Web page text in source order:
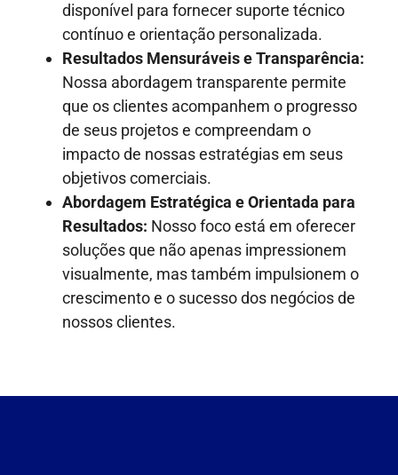
disponível para fornecer suporte técnico
contínuo e orientação personalizada.
Resultados Mensuráveis e Transparência:
Nossa abordagem transparente permite
que os clientes acompanhem o progresso
de seus projetos e compreendam o
impacto de nossas estratégias em seus
objetivos comerciais.
Abordagem Estratégica e Orientada para
Resultados: Nosso foco está em oferecer
soluções que não apenas impressionem
visualmente, mas também impulsionem o
crescimento e o sucesso dos negócios de
nossos clientes.